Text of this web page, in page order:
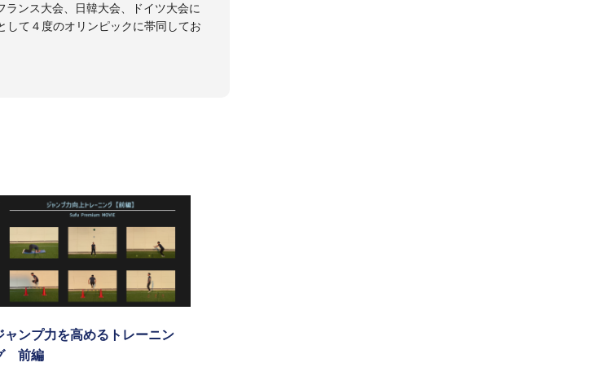
ンス大会、日韓大会、ドイツ大会に
て４度のオリンピックに帯同してお
げ、世の中の人々の『健康』をあら
ャンプ力を高めるトレーニン
前編